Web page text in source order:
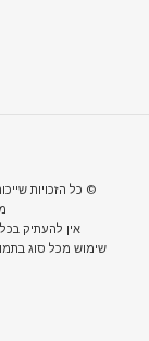
© כל הזכויות
אין להעתיק
שימוש מכל סוג